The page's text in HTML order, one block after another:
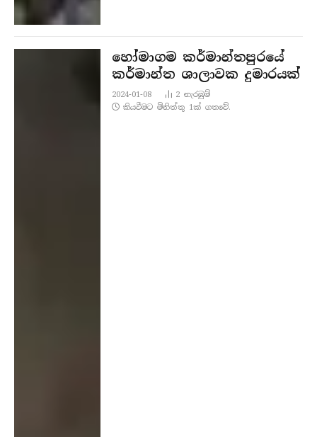
හෝමාගම කර්මාන්තපුරයේ
කර්මාන්ත ශාලාවක දුමාරයක්
2024-01-08 2නැරඹු​ම්
කියවීමට මිනිත්තු 1ක් ගතවේ.